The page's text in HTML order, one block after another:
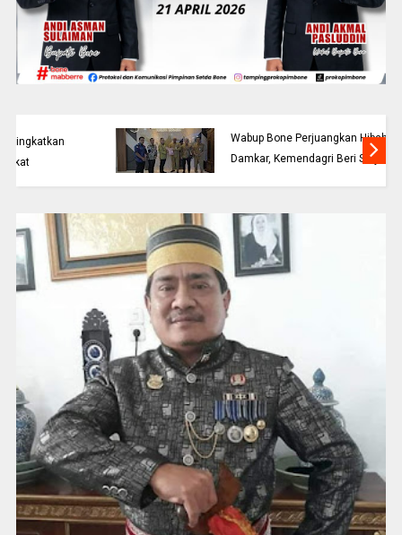
Wabup Bone Perjuangkan Hibah Armada
Damkar, Kemendagri Beri Sinyal Positif